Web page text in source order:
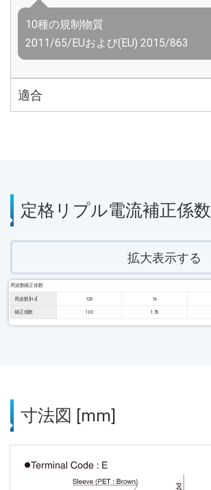
10種の規制物質
2011/65/EUおよび(EU) 2015/863
適合
定格リプル電流補正係数
拡大表示する
周波数補正係数
周波数 [Hz] 120 1k
補正係数 1.00 1.50
寸法図 [mm]